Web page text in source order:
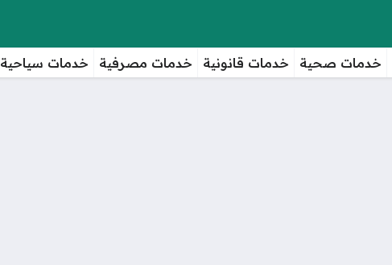
خدمات صحية خدمات قانونية خدمات مصرفية خدمات سياحية